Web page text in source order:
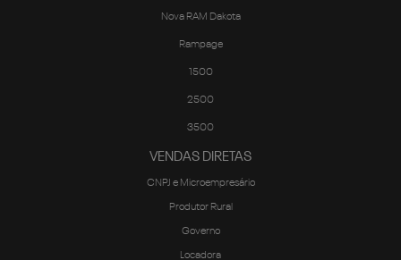
Nova RAM Dakota
Rampage
1500
2500
3500
VENDAS DIRETAS
CNPJ e Microempresário
Produtor Rural
Governo
Locadora